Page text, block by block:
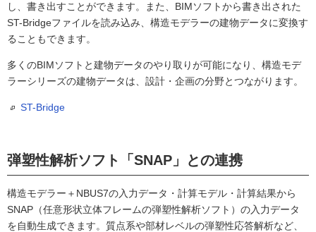
し、書き出すことができます。また、BIMソフトから書き出された
ST-Bridgeファイルを読み込み、構造モデラーの建物データに変換す
ることもできます。
多くのBIMソフトと建物データのやり取りが可能になり、構造モデ
ラーシリーズの建物データは、設計・企画の分野とつながります。
ST-Bridge
弾塑性解析ソフト「SNAP」との連携
構造モデラー＋NBUS7の入力データ・計算モデル・計算結果から
SNAP（任意形状立体フレームの弾塑性解析ソフト）の入力データ
を自動生成できます。質点系や部材レベルの弾塑性応答解析など、